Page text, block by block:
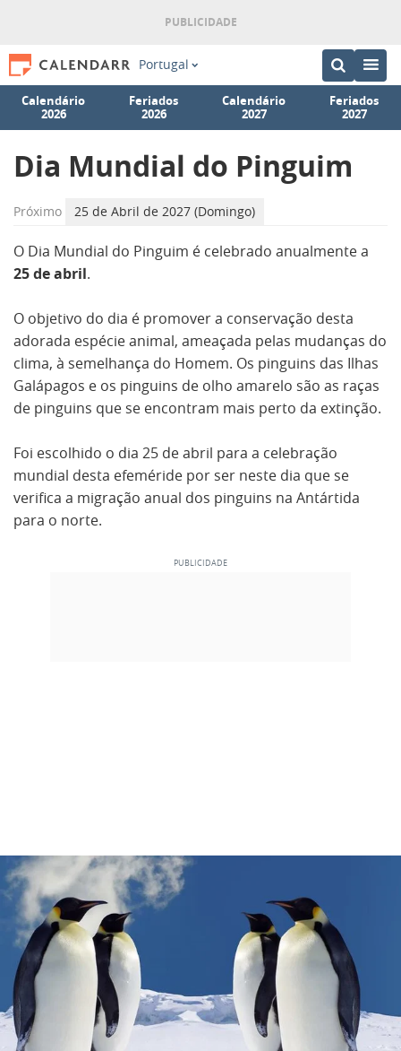
Portugal
Calendário
2026
Feriados
2026
Calendário
2027
Feriados
2027
Dia Mundial do Pinguim
Próximo 25 de Abril de 2027 (Domingo)
O Dia Mundial do Pinguim é celebrado anualmente a
25 de abril.
O objetivo do dia é promover a conservação desta
adorada espécie animal, ameaçada pelas mudanças do
clima, à semelhança do Homem. Os pinguins das Ilhas
Galápagos e os pinguins de olho amarelo são as raças
de pinguins que se encontram mais perto da extinção.
Foi escolhido o dia 25 de abril para a celebração
mundial desta efeméride por ser neste dia que se
verifica a migração anual dos pinguins na Antártida
para o norte.